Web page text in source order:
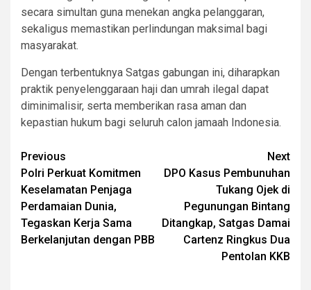
secara simultan guna menekan angka pelanggaran,
sekaligus memastikan perlindungan maksimal bagi
masyarakat.
Dengan terbentuknya Satgas gabungan ini, diharapkan
praktik penyelenggaraan haji dan umrah ilegal dapat
diminimalisir, serta memberikan rasa aman dan
kepastian hukum bagi seluruh calon jamaah Indonesia.
Post
navigation
Previous
Polri Perkuat Komitmen
Keselamatan Penjaga
Perdamaian Dunia,
Tegaskan Kerja Sama
Berkelanjutan dengan PBB
Next
DPO Kasus Pembunuhan
Tukang Ojek di
Pegunungan Bintang
Ditangkap, Satgas Damai
Cartenz Ringkus Dua
Pentolan KKB